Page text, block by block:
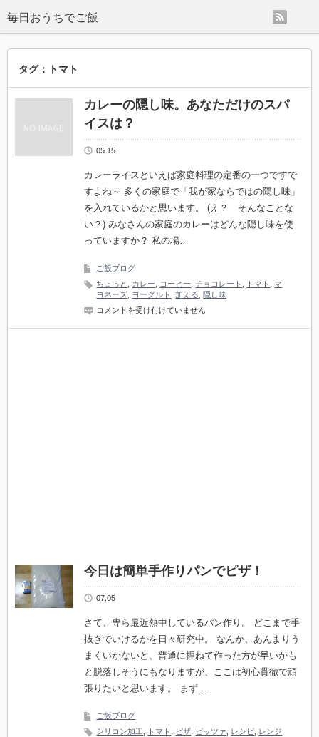
毎日おうちでご飯
タグ：トマト
カレーの隠し味。あなただけのスパ
イスは？
05.15
カレーライスといえば家庭料理の定番の一つですで
すよね～ 多くの家庭で「我が家ならではの隠し味」
を入れているかと思います。 (え？ そんなことな
い？) みなさんの家庭のカレーはどんな隠し味を使
っていますか？ 私の場…
ご飯ブログ
ちょっと
カレー コーヒー ,チョコレート トマト
マ
ヨネーズ ヨーグルト ,加える ,隠し味
カ
ー
コメントを受け付けていません
今日は簡単手作りパンでピザ！
07.05
さて、専ら最近熱中しているパン作り。 どこまで手
抜きでいけるかを日々研究中。 なんか、あんまりう
まくいかないと、普通に捏ねて作った方が早いかも
と脱落しそうにもなりますが、ここは初心貫徹で頑
張りたいと思います。 まず…
ご飯ブログ
シリコン加工
トマト ピザ ピッツァ レシピ レンジ